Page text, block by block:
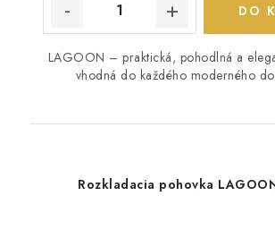
DO
LAGOON – praktická, pohodlná a
vhodná do každého moderného
Rozkladacia pohovka